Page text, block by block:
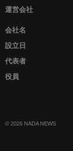
運営会社
会社名
設立日
代表者
役員
© 2026 NADA NEWS